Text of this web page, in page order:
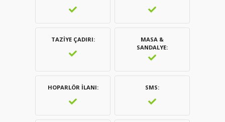
TAZIYE ÇADIRI
MASA &
SANDALYE
HOPARLÖR İLANI SMS